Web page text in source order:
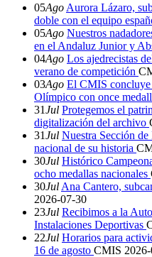
05Ago Aurora Lázaro,
doble con el equipo
05Ago Nuestros
en el Andaluz Junior y
04Ago Los ajedrecistas
verano de competición
03Ago El CMIS concluye
Olímpico con once
31Jul Protegemos el
digitalización del archivo
31Jul Nuestra Sección
nacional de su historia
30Jul Histórico
ocho medallas nacionales
30Jul Ana Cantero,
2026-07-30
23Jul Recibimos a la
Instalaciones Deportivas
22Jul Horarios para
16 de agosto CMIS